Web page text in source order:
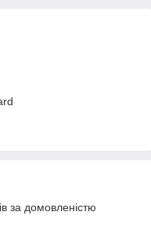
за домовленістю